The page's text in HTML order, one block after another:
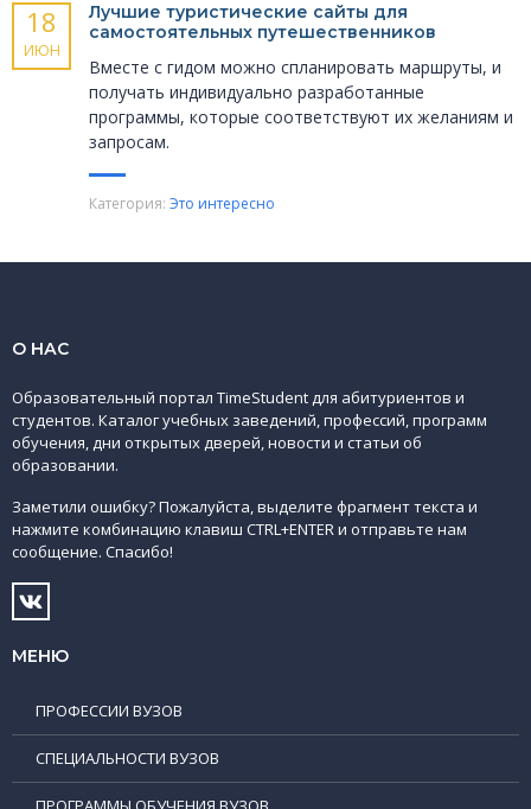
18
ИЮН
Лучшие туристические сайты для
самостоятельных путешественников
Вместе с гидом можно спланировать маршруты, и
получать индивидуально разработанные
программы, которые соответствуют их желаниям и
запросам.
Категория: Это интересно
О НАС
Образовательный портал TimeStudent для абитуриентов и
студентов. Каталог учебных заведений, профессий, программ
обучения, дни открытых дверей, новости и статьи об
образовании.
Заметили ошибку? Пожалуйста, выделите фрагмент текста и
нажмите комбинацию клавиш CTRL+ENTER и отправьте нам
сообщение. Спасибо!
МЕНЮ
ПРОФЕССИИ ВУЗОВ
СПЕЦИАЛЬНОСТИ ВУЗОВ